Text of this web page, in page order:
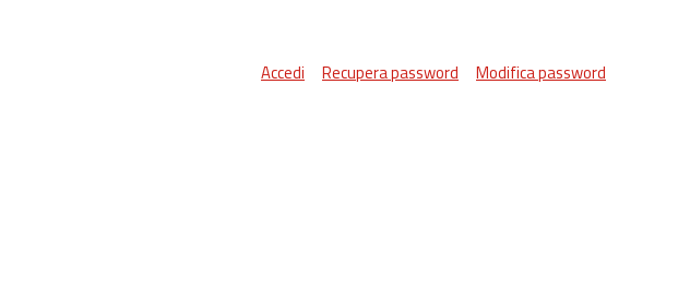
Accedi Recupera password Modifica password